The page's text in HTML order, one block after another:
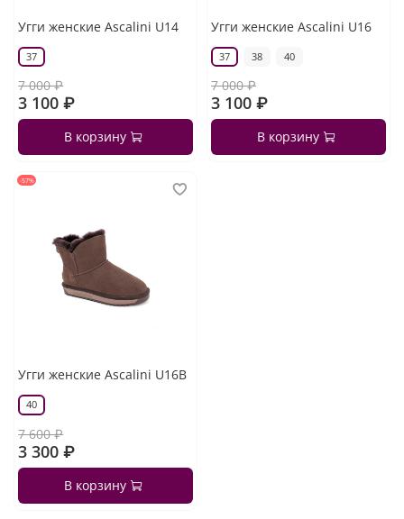
Угги женские Ascalini U14
37
7 000 ₽
3 100 ₽
В корзину
Угги женские Ascalini U16
37 38 40
7 000 ₽
3 100 ₽
В корзину
-57%
Угги женские Ascalini U16B
40
7 600 ₽
3 300 ₽
В корзину